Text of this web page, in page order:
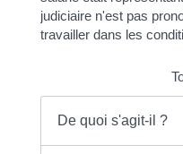
judiciaire n'est pas
travailler dans les
De quoi s'agit-il ?